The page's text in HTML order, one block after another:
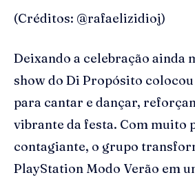
(Créditos: @rafaelizidioj)
Deixando a celebração ainda
show do Di Propósito
para cantar e dançar,
vibrante da festa. Com muito
contagiante, o grupo
PlayStation Modo Verão em